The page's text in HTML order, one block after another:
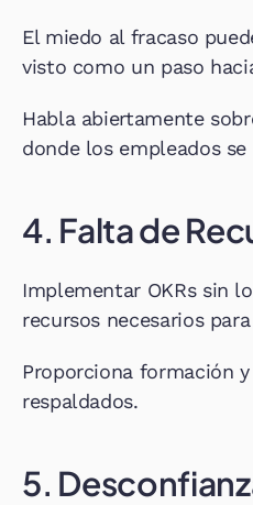
El miedo al fracaso
visto como un paso
Habla abiertamente
donde los empleados
4. Falta de
Implementar OKRs sin
recursos necesarios
Proporciona formación
respaldados.
5.